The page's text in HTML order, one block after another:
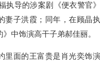
执导的涉案剧《便衣警官
妻子洪霞；同年，在顾晶
中饰演高干子弟郝佳丽。
里面的王富贵是肖光奕饰